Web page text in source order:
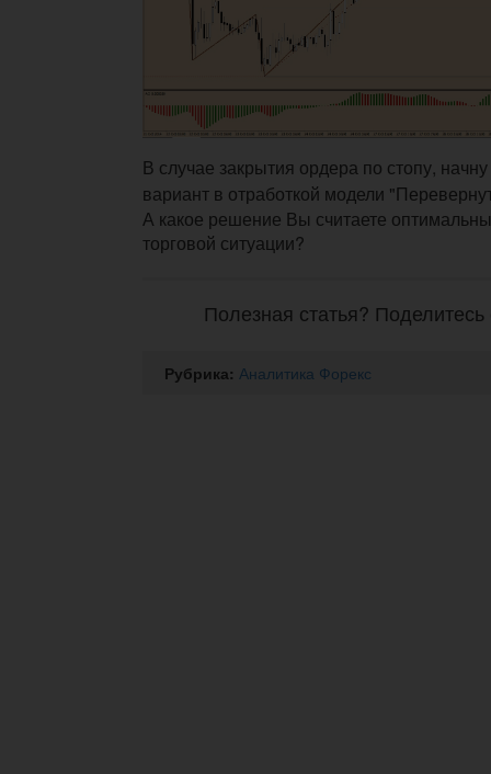
В случае закрытия ордера по стопу,
вариант в отработкой модели
А какое решение Вы считаете
торговой ситуации?
Полезная статья?
Рубрика: Аналитика Форекс